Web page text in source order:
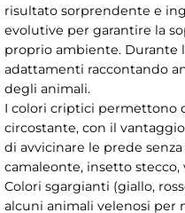
risultato sorprendente e
evolutive per garantire la
proprio ambiente. Durante
adattamenti raccontando
degli animali.
I colori criptici permettono
circostante, con il
di avvicinare le prede
camaleonte, insetto stecco,
Colori sgargianti (giallo,
alcuni animali velenosi per